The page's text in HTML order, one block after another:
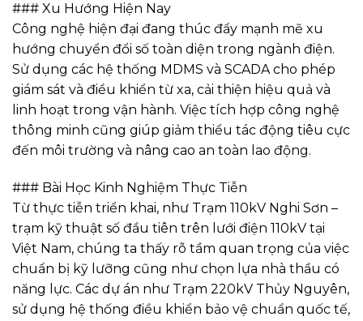
### Xu Hướng Hiện Nay
Công nghệ hiện đại đang thúc đẩy mạnh mẽ xu
hướng chuyển đổi số toàn diện trong ngành điện.
Sử dụng các hệ thống MDMS và SCADA cho phép
giám sát và điều khiển từ xa, cải thiện hiệu quả và
linh hoạt trong vận hành. Việc tích hợp công nghệ
thông minh cũng giúp giảm thiểu tác động tiêu cực
đến môi trường và nâng cao an toàn lao động.
### Bài Học Kinh Nghiệm Thực Tiễn
Từ thực tiễn triển khai, như Trạm 110kV Nghi Sơn –
trạm kỹ thuật số đầu tiên trên lưới điện 110kV tại
Việt Nam, chúng ta thấy rõ tầm quan trọng của việc
chuẩn bị kỹ lưỡng cũng như chọn lựa nhà thầu có
năng lực. Các dự án như Trạm 220kV Thủy Nguyên,
sử dụng hệ thống điều khiển bảo vệ chuẩn quốc tế,